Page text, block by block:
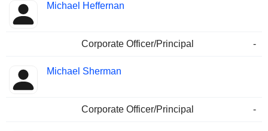
Michael Heffernan
Corporate Officer/Principal -
Michael Sherman
Corporate Officer/Principal -